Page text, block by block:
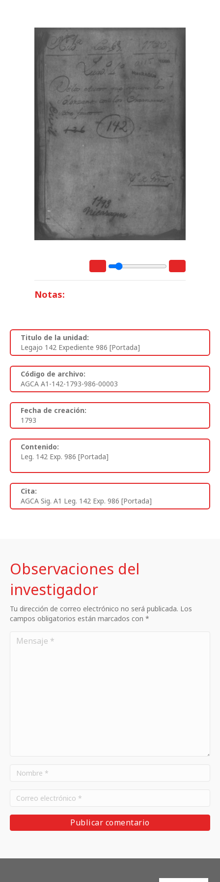
Notas:
Titulo de la unidad:
Legajo 142 Expediente 986 [Portada]
Código de archivo:
AGCA A1-142-1793-986-00003
Fecha de creación:
1793
Contenido:
Leg. 142 Exp. 986 [Portada]
Cita:
AGCA Sig. A1 Leg. 142 Exp. 986 [Portada]
Observaciones del
investigador
Tu dirección de correo electrónico no será publicada. Los
campos obligatorios están marcados con *